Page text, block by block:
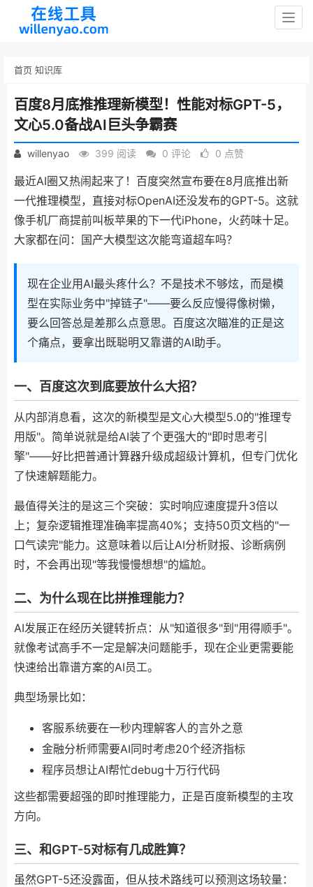
首页 知识库
百度8月底推推理新模型！性能对标GPT-5，
文心5.0备战AI巨头争霸赛
willenyao 399 阅读 0 评论 0 点赞
最近AI圈又热闹起来了！百度突然宣布要在8月底推出新
一代推理模型，直接对标OpenAI还没发布的GPT-5。这就
像手机厂商提前叫板苹果的下一代iPhone，火药味十足。
大家都在问：国产大模型这次能弯道超车吗？
现在企业用AI最头疼什么？不是技术不够炫，而是模
型在实际业务中"掉链子"——要么反应慢得像树懒，
要么回答总是差那么点意思。百度这次瞄准的正是这
个痛点，要拿出既聪明又靠谱的AI助手。
一、百度这次到底要放什么大招？
从内部消息看，这次的新模型是文心大模型5.0的"推理专
用版"。简单说就是给AI装了个更强大的"即时思考引
擎"——好比把普通计算器升级成超级计算机，但专门优化
了快速解题能力。
最值得关注的是这三个突破：实时响应速度提升3倍以
上；复杂逻辑推理准确率提高40%；支持50页文档的"一
口气读完"能力。这意味着以后让AI分析财报、诊断病例
时，不会再出现"等我慢慢想想"的尴尬。
二、为什么现在比拼推理能力？
AI发展正在经历关键转折点：从"知道很多"到"用得顺手"。
就像考试高手不一定是解决问题能手，现在企业更需要能
快速给出靠谱方案的AI员工。
典型场景比如：
客服系统要在一秒内理解客人的言外之意
金融分析师需要AI同时考虑20个经济指标
程序员想让AI帮忙debug十万行代码
这些都需要超强的即时推理能力，正是百度新模型的主攻
方向。
三、和GPT-5对标有几成胜算？
虽然GPT-5还没露面，但从技术路线可以预测这场较量：